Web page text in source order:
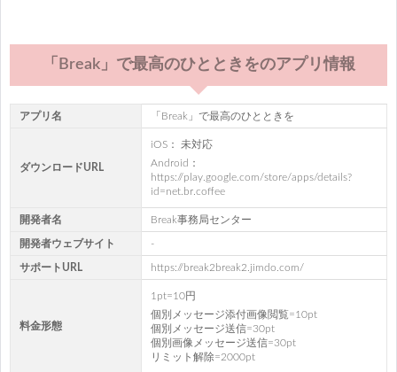
「Break」で最高のひとときをのアプリ情報
アプリ名 「Break」で最高のひとときを
ダウンロードURL
iOS： 未対応
Android：
https://play.google.com/store/apps/details?
id=net.br.coffee
開発者名 Break事務局センター
開発者ウェブサイト -
サポートURL https://break2break2.jimdo.com/
料金形態
1pt=10円
個別メッセージ添付画像閲覧=10pt
個別メッセージ送信=30pt
個別画像メッセージ送信=30pt
リミット解除=2000pt